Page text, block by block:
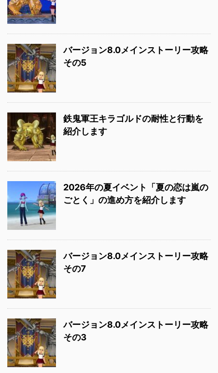
バージョン8.0メインストーリー攻略
その5
鉄鬼軍王キラゴルドの耐性と行動を
紹介します
2026年の夏イベント「夏の恋は嵐の
ごとく」の進め方を紹介します
バージョン8.0メインストーリー攻略
その7
バージョン8.0メインストーリー攻略
その3